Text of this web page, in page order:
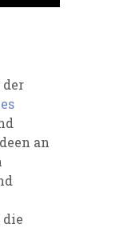
an
die